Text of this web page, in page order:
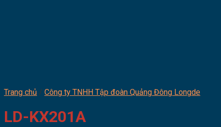
Trang chủ / Công ty TNHH Tập đoàn Quảng Đông Longde
LD-KX201A